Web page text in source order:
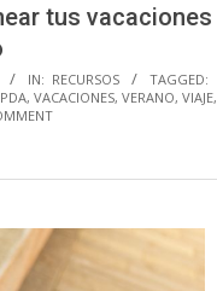
tus vacaciones
IN: RECURSOS
TAGGED:
, VACACIONES, VERANO, VIAJE,